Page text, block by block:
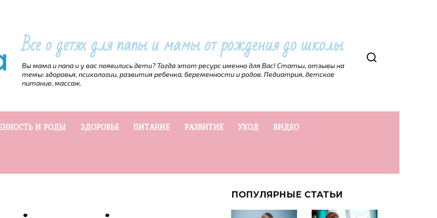
Все о детях для папы и мамы от рождения до школы
Вы мама и папа и у вас появились дети? Тогда этот ресурс именно для Вас! Статьи, отзывы на
темы: здоровья, психологии, развития ребенка, беременности и родов. Педиатрия, детское
питание, массаж.
И РОДЫ ЗДОРОВЬЕ ПИТАНИЕ РАЗВИТИЕ УХОД ВИДЕО
ПОПУЛЯРНЫЕ СТАТЬИ